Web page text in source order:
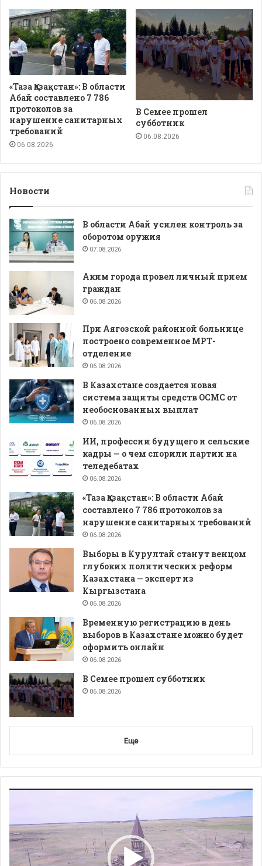
«Таза Қазақстан»: В области
Абай составлено 7 786
протоколов за
нарушение санитарных
требований
06.08.2026
В Семее прошел
субботник
06.08.2026
Новости
В области Абай усилен контроль за
оборотом оружия
07.08.2026
Аким города провел личный прием
граждан
06.08.2026
При Аягозской районной больнице
построено современное МРТ-
отделение
06.08.2026
В Казахстане создается новая
система защиты средств ОСМС от
необоснованных выплат
06.08.2026
ИИ, профессии будущего и сельские
кадры — о чем спорили партии на
теледебатах
06.08.2026
«Таза Қазақстан»: В области Абай
составлено 7 786 протоколов за
нарушение санитарных требований
06.08.2026
Выборы в Курултай станут венцом
глубоких политических реформ
Казахстана — эксперт из
Кыргызстана
06.08.2026
Временную регистрацию в день
выборов в Казахстане можно будет
оформить онлайн
06.08.2026
В Семее прошел субботник
06.08.2026
Еще